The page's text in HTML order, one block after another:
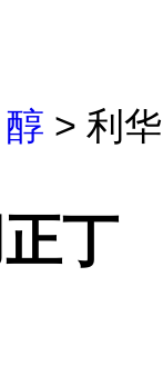
醇 > 利华
丁